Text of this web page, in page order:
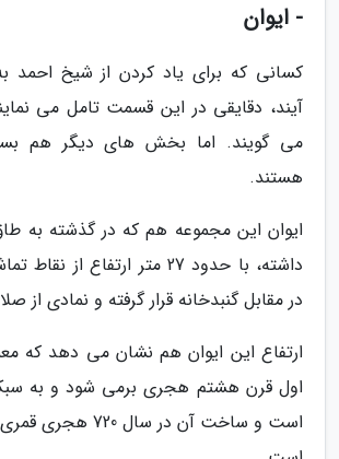
- ایوان
کسانی که برای یاد کردن از شیخ احمد
آیند، دقایقی در این قسمت تامل می
می گویند. اما بخش های دیگر هم
هستند.
ایوان این مجموعه هم که در گذشته به
داشته، با حدود 27 متر ارتفاع
در مقابل گنبدخانه قرار گرفته و نمادی از
ارتفاع این ایوان هم نشان می دهد که
اول قرن هشتم هجری برمی شود و به
است و ساخت آن در